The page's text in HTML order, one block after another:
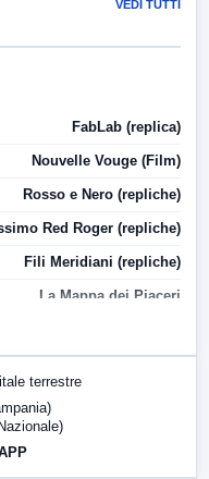
VEDI TUTTI
FabLab (replica)
Nouvelle Vouge (Film)
Rosso e Nero (repliche)
Red Roger (repliche)
Fili Meridiani (repliche)
La Mappa dei Piaceri
LabNews (replica)
terrestre